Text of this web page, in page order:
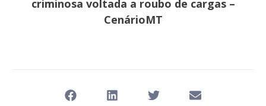
criminosa voltada a roubo de cargas –
CenárioMT